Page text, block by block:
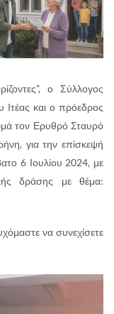
ο Σύλλογος
Ιτέας και ο πρόεδρος
τον Ερυθρό Σταυρό
για την επίσκεψή
6 Ιουλίου 2024, με
δράσης με θέμα:
να συνεχίσετε